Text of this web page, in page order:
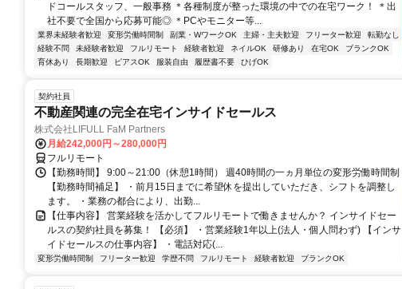
ドコールスタッフ、一般事務 ＊各種制度が整った環境の中での在宅ワーク！ ＊出
社不要で全国から応募可能◎ ＊PCやモニター等...
業界未経験者歓迎 変形労働時間制 副業・WワークOK 主婦・主夫歓迎 フリーター歓迎
転勤なし
経験不問
未経験者歓迎 フルリモート 経験者歓迎 ネイルOK 研修あり 在宅OK
ブランクOK
育休あり
長期歓迎 ピアスOK 服装自由 履歴書不要 ひげOK
契約社員
不動産関連の完全在宅インサイドセールス
株式会社LIFULL FaM Partners
月給242,000円～280,000円
フルリモート
【勤務時間】 9:00～21:00（休憩1時間） 週40時間の一ヵ月単位の変形労働時間制
【勤務時間補足】 ・前月15日までに希望休を提出していただき、シフトを調整し
ます。 ・業務の都合により、出勤...
【仕事内容】 営業経験を活かしてフルリモートで働きませんか？ インサイドセー
ルスの契約社員を募集！ 【必須】 ・営業経験1年以上(法人・個人問わず) 【インサ
イドセールスの仕事内容】 ・電話対応(...
変形労働時間制 フリーター歓迎 学歴不問 フルリモート 経験者歓迎 ブランクOK